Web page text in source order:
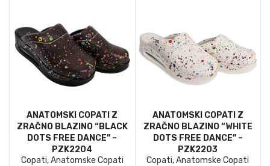
ANATOMSKI COPATI Z
ZRAČNO BLAZINO “BLACK
DOTS FREE DANCE” –
PZK2204
Copati,Anatomske Copati
ANATOMSKI COPATI Z
ZRAČNO BLAZINO “WHITE
DOTS FREE DANCE” –
PZK2203
Copati,Anatomske Copati